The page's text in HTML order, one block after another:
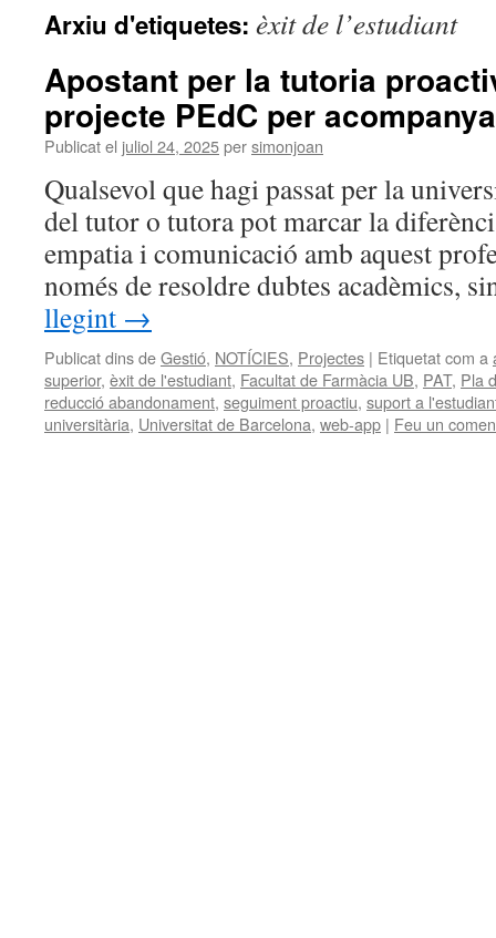
Arxiu d'etiquetes: èxit de l’estudiant
Apostant per la tutoria
projecte PEdC per
Publicat el juliol 24, 2025persimonjoan
Qualsevol que hagi passat per la
del tutor o tutora pot marcar la
empatia i comunicació amb aquest
només de resoldre dubtes acadèmics,
llegint →
Publicat dins deGestió, NOTÍCIES, Projectes | Etiquetat com a
superior, èxit de l'estudiant, Facultat de Farmàcia UB, PAT, Pla
reducció abandonament, seguiment proactiu, suport a
universitària, Universitat de Barcelona, web-app | Feu un